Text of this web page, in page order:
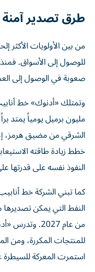
طرق تصدير آمنة
من بين الأولويات الأكثر
للوصول إلى الأسواق.
صعوبة في الوصول إلى
مليون برميل يومياً يمتد
الشرقي من مضيق هرمز،
خطط زيادة طاقته
النفوذ نفسه على قدرتها
كما تبني الشركة خط
النفط التي يمكن تصديرها
من عام 2027.
للمنتجات المكررة، ومن
استمرت المعركة